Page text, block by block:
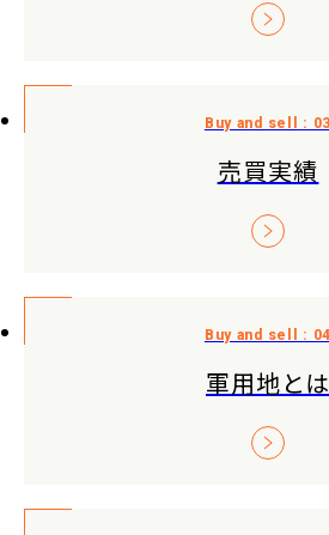
売買実績
軍用地とは